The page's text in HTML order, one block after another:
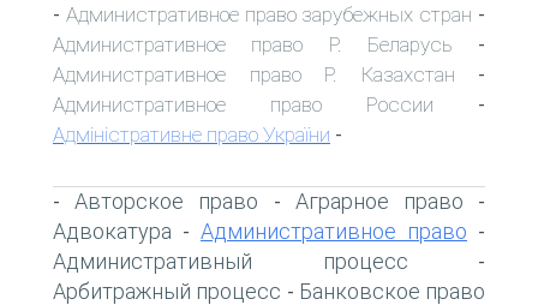
- Административное право зарубежных стран -
Административное право Р. Беларусь -
Административное право Р. Казахстан -
Административное право России -
Адміністративне право України -
-Авторское право - Аграрное право -
Адвокатура - Административное право -
Административный процесс -
Арбитражный процесс - Банковское право